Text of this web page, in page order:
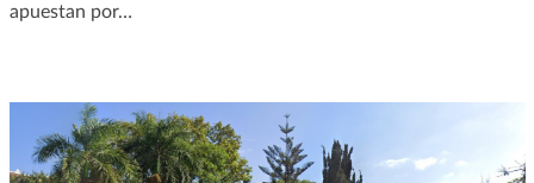
apuestan por…